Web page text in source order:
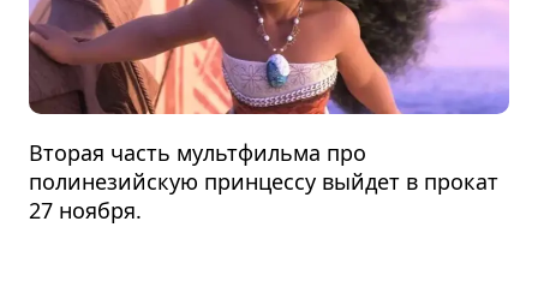
Вторая часть мультфильма про
полинезийскую принцессу выйдет в прокат
27 ноября.